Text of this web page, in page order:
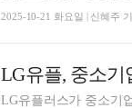
2025-10-21 화요일 | 신혜주
LG유플, 중소
LG유플러스가 중소기